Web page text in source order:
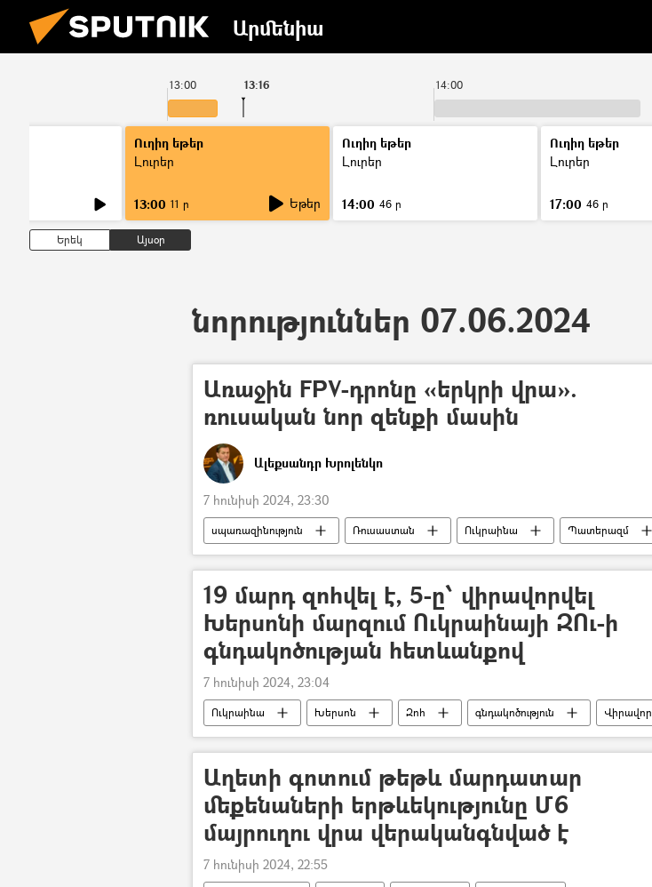
Արմենիա
13:00 14:00
13:16
Ուղիղ եթեր
Լուրեր
13:00 11 ր Եթեր
Ուղիղ եթեր
Լուրեր
14:00 46 ր
Ուղիղ եթեր
Լուրեր
17:00 46 ր
Երեկ Այսօր
նորություններ 07.06.2024
Առաջին FPV-դրոնը «երկրի վրա».
ռուսական նոր զենքի մասին
Ալեքսանդր Խրոլենկո
7 հունիսի 2024, 23:30
սպառազինություն Ռուսաստան Ուկրաինա Պատերազմ
19 մարդ զոհվել է, 5-ը՝ վիրավորվել
Խերսոնի մարզում Ուկրաինայի ԶՈւ-ի
գնդակոծության հետևանքով
7 հունիսի 2024, 23:04
Ուկրաինա Խերսոն Զոհ գնդակոծություն
Վիրավոր
Ռուսաստան
Պատերազմ
Դոնբասի պաշտպանություն. ՌԴ–ի ռազմական հատուկ գործողությունը Ուկրաինայում
Աղետի գոտում թեթև մարդատար
մեքենաների երթևեկությունը Մ6
մայրուղու վրա վերականգնված է
7 հունիսի 2024, 22:55